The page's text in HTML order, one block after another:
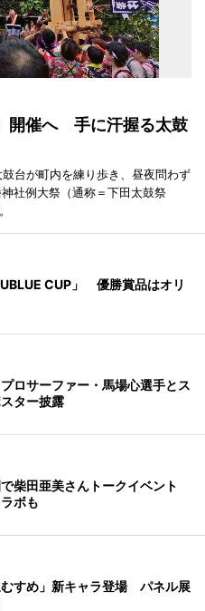
開催へ 手に汗握る太鼓
台が町内を練り歩き、昼夜問わず
社例大祭（通称＝下田太鼓祭
CUP」 優勝賞品はオリ
ロサーファー・馬場心選手とス
ター披露
柴田亜美さんトークイベント
ボも
すめ」新キャラ登場 パネル展